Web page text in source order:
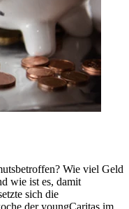
Wie viel Geld
wie ist es, damit
sich die